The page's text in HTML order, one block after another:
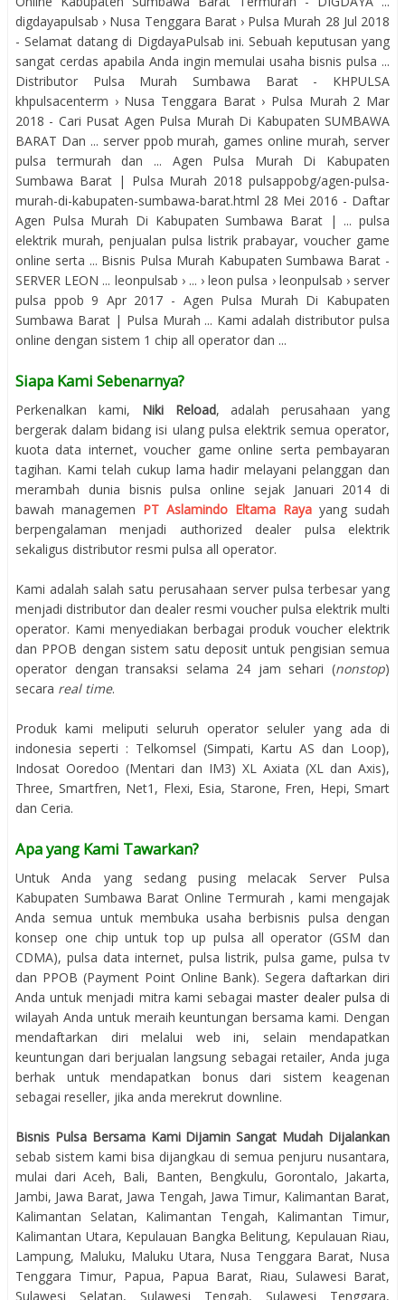
digdayapulsab › Nusa Tenggara Barat › Pulsa Murah 28 Jul 2018
- Selamat datang di DigdayaPulsab ini. Sebuah keputusan yang
sangat cerdas apabila Anda ingin memulai usaha bisnis pulsa ...
Distributor Pulsa Murah Sumbawa Barat - KHPULSA
khpulsacenterm › Nusa Tenggara Barat › Pulsa Murah 2 Mar
2018 - Cari Pusat Agen Pulsa Murah Di Kabupaten SUMBAWA
BARAT Dan ... server ppob murah, games online murah, server
pulsa termurah dan ... Agen Pulsa Murah Di Kabupaten
Sumbawa Barat | Pulsa Murah 2018 pulsappobg/agen-pulsa-
murah-di-kabupaten-sumbawa-barat.html 28 Mei 2016 - Daftar
Agen Pulsa Murah Di Kabupaten Sumbawa Barat | ... pulsa
elektrik murah, penjualan pulsa listrik prabayar, voucher game
online serta ... Bisnis Pulsa Murah Kabupaten Sumbawa Barat -
SERVER LEON ... leonpulsab › ... › leon pulsa › leonpulsab › server
pulsa ppob 9 Apr 2017 - Agen Pulsa Murah Di Kabupaten
Sumbawa Barat | Pulsa Murah ... Kami adalah distributor pulsa
online dengan sistem 1 chip all operator dan ...
Siapa Kami Sebenarnya?
Perkenalkan kami, Niki Reload, adalah perusahaan yang
bergerak dalam bidang isi ulang pulsa elektrik semua operator,
kuota data internet, voucher game online serta pembayaran
tagihan. Kami telah cukup lama hadir melayani pelanggan dan
merambah dunia bisnis pulsa online sejak Januari 2014 di
bawah managemen PT Aslamindo Eltama Raya yang sudah
berpengalaman menjadi authorized dealer pulsa elektrik
sekaligus distributor resmi pulsa all operator.
Kami adalah salah satu perusahaan server pulsa terbesar yang
menjadi distributor dan dealer resmi voucher pulsa elektrik multi
operator. Kami menyediakan berbagai produk voucher elektrik
dan PPOB dengan sistem satu deposit untuk pengisian semua
operator dengan transaksi selama 24 jam sehari (nonstop)
secara real time.
Produk kami meliputi seluruh operator seluler yang ada di
indonesia seperti : Telkomsel (Simpati, Kartu AS dan Loop),
Indosat Ooredoo (Mentari dan IM3) XL Axiata (XL dan Axis),
Three, Smartfren, Net1, Flexi, Esia, Starone, Fren, Hepi, Smart
dan Ceria.
Apa yang Kami Tawarkan?
Untuk Anda yang sedang pusing melacak Server Pulsa
Kabupaten Sumbawa Barat Online Termurah , kami mengajak
Anda semua untuk membuka usaha berbisnis pulsa dengan
konsep one chip untuk top up pulsa all operator (GSM dan
CDMA), pulsa data internet, pulsa listrik, pulsa game, pulsa tv
dan PPOB (Payment Point Online Bank). Segera daftarkan diri
Anda untuk menjadi mitra kami sebagaimaster dealer pulsa di
wilayah Anda untuk meraih keuntungan bersama kami. Dengan
mendaftarkan diri melalui web ini, selain mendapatkan
keuntungan dari berjualan langsung sebagai retailer, Anda juga
berhak untuk mendapatkan bonus dari sistem keagenan
sebagai reseller, jika anda merekrut downline.
Bisnis Pulsa Bersama Kami Dijamin Sangat Mudah Dijalankan
sebab sistem kami bisa dijangkau di semua penjuru nusantara,
mulai dari Aceh, Bali, Banten, Bengkulu, Gorontalo, Jakarta,
Jambi, Jawa Barat, Jawa Tengah, Jawa Timur, Kalimantan Barat,
Kalimantan Selatan, Kalimantan Tengah, Kalimantan Timur,
Kalimantan Utara, Kepulauan Bangka Belitung, Kepulauan Riau,
Lampung, Maluku, Maluku Utara, Nusa Tenggara Barat, Nusa
Tenggara Timur, Papua, Papua Barat, Riau, Sulawesi Barat,
Sulawesi Selatan, Sulawesi Tengah, Sulawesi Tenggara,